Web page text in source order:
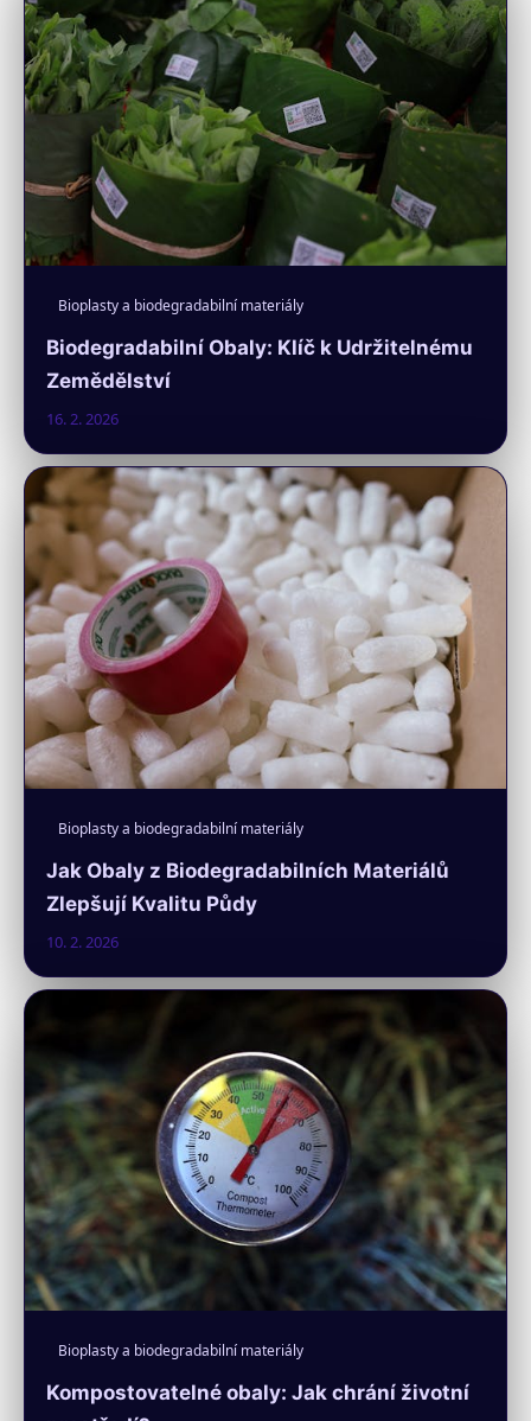
Bioplasty a biodegradabilní materiály
Biodegradabilní Obaly: Klíč k Udržitelnému
Zemědělství
16. 2. 2026
Bioplasty a biodegradabilní materiály
Jak Obaly z Biodegradabilních Materiálů
Zlepšují Kvalitu Půdy
10. 2. 2026
Bioplasty a biodegradabilní materiály
Kompostovatelné obaly: Jak chrání životní